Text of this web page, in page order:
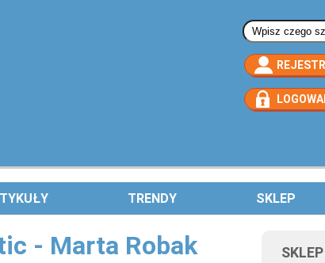
TRENDY SKLEP
SKLEP
- Marta Robak